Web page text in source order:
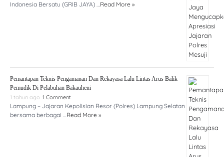
Indonesia Bersatu (GRIB JAYA) …Read More »
Pemantapan Teknis Pengamanan Dan Rekayasa Lalu Lintas Arus Balik
Pemudik Di Pelabuhan Bakauheni
1 tahun ago 1 Comment
Lampung – Jajaran Kepolisian Resor (Polres) Lampung Selatan
bersama berbagai …Read More »